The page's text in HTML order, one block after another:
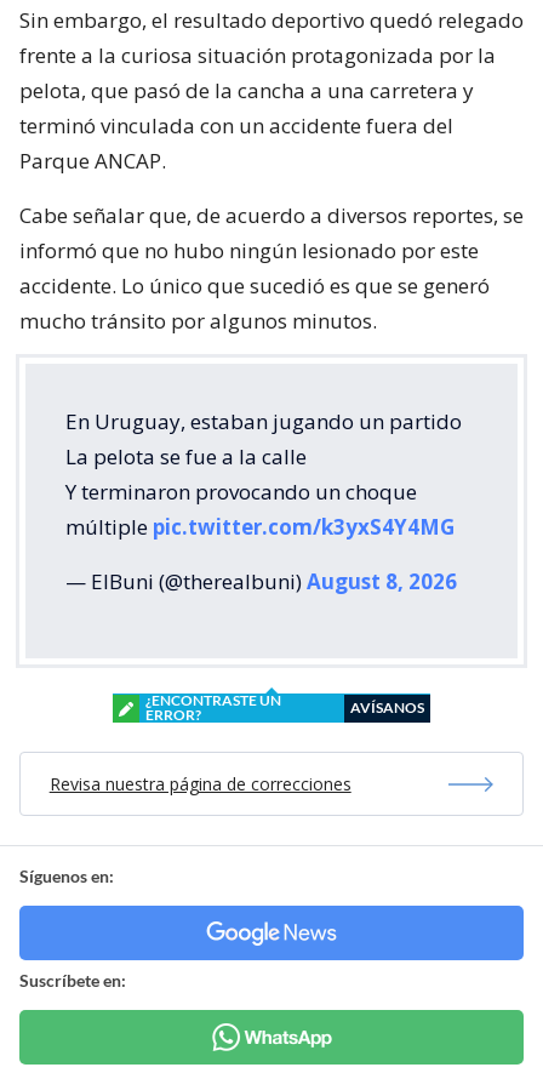
Sin embargo, el resultado deportivo quedó relegado
frente a la curiosa situación protagonizada por la
pelota, que pasó de la cancha a una carretera y
terminó vinculada con un accidente fuera del
Parque ANCAP.
Cabe señalar que, de acuerdo a diversos reportes, se
informó que no hubo ningún lesionado por este
accidente. Lo único que sucedió es que se generó
mucho tránsito por algunos minutos.
En Uruguay, estaban jugando un partido
La pelota se fue a la calle
Y terminaron provocando un choque
múltiple pic.twitter.com/k3yxS4Y4MG
— ElBuni (@therealbuni)August 8, 2026
¿ENCONTRASTE UN
ERROR?
AVÍSANOS
Revisa nuestra página de correcciones
Síguenos en:
Suscríbete en: